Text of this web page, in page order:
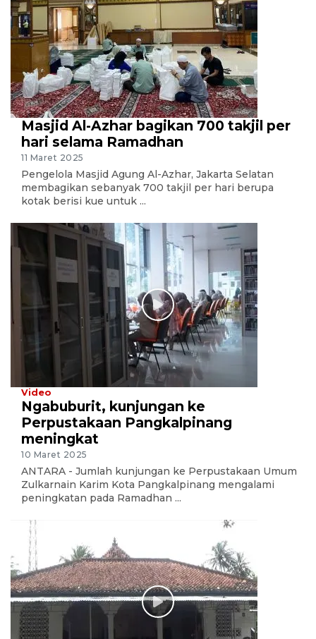
Masjid Al-Azhar bagikan 700 takjil per
hari selama Ramadhan
11 Maret 2025
Pengelola Masjid Agung Al-Azhar, Jakarta Selatan
membagikan sebanyak 700 takjil per hari berupa
kotak berisi kue untuk ...
Video
Ngabuburit, kunjungan ke
Perpustakaan Pangkalpinang
meningkat
10 Maret 2025
ANTARA - Jumlah kunjungan ke Perpustakaan Umum
Zulkarnain Karim Kota Pangkalpinang mengalami
peningkatan pada Ramadhan ...